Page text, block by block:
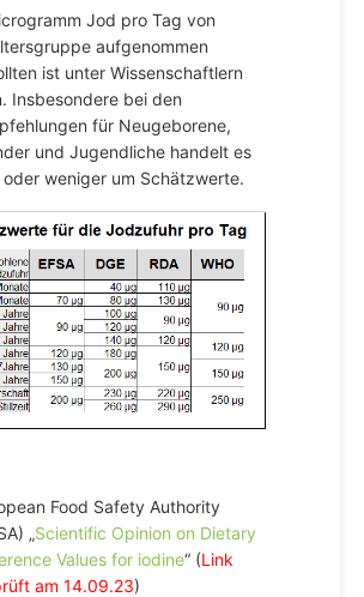
Jod pro Tag von
aufgenommen
ist unter Wissenschaftlern
Insbesondere bei den
für Neugeborene,
und Jugendliche handelt es
oder weniger um Schätzwerte.
Food Safety Authority
„Scientific Opinion on Dietary
Values for iodine“ (Link
am 14.09.23)